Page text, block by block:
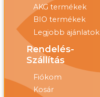
AKG termékek
BIO termékek
Legjobb ajánlatok
Rendelés-
Szállítás
Fiókom
Kosár